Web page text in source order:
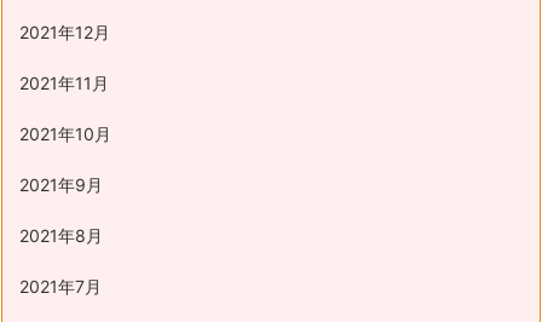
2021年12月
2021年11月
2021年10月
2021年9月
2021年8月
2021年7月